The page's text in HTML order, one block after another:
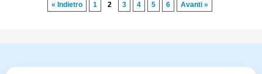
« Indietro
1 2 3 4 5 6 Avanti »